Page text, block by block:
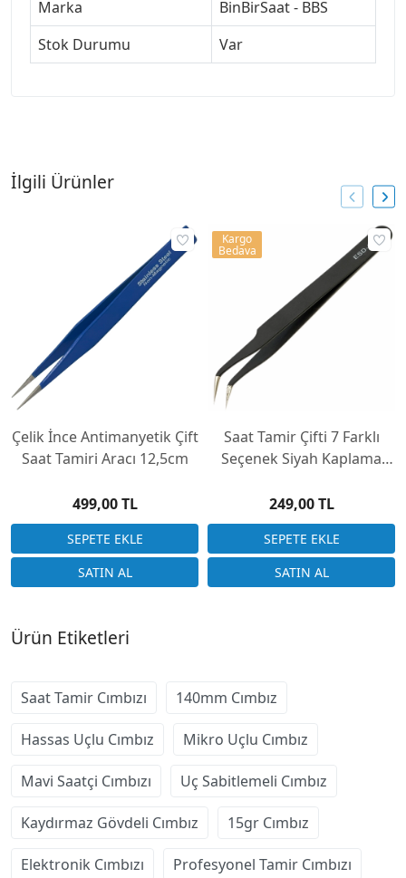
Marka
BinBirSaat - BBS
Stok Durumu
Var
İlgili Ürünler
Çelik İnce Antimanyetik Çift
Saat Tamiri Aracı 12,5cm
499,00 TL
Saat Tamir Çifti 7 Farklı
Seçenek Siyah Kaplama
249,00 TL
Kargo
Bedava
Ürün Etiketleri
Saat Tamir Cımbızı 140mm Cımbız
Hassas Uçlu Cımbız Mikro Uçlu Cımbız
Mavi Saatçi Cımbızı Uç Sabitlemeli Cımbız
Kaydırmaz Gövdeli Cımbız 15gr Cımbız
Elektronik Cımbızı Profesyonel Tamir Cımbızı